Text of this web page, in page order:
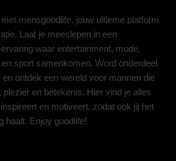
mensgoodlife, jouw ultieme platform
Laat je meeslepen in een
waar entertainment, mode,
sport samenkomen. Word onderdeel
ontdek een wereld voor mannen die
en betekenis. Hier vind je alles
en motiveert, zodat ook jij het
haalt. Enjoy goodlife!